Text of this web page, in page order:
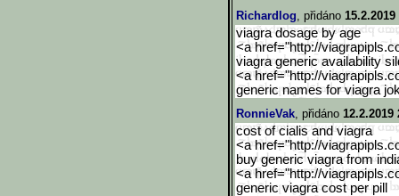
Richardlog, přidáno 15.2.2019
viagra dosage by age
<a href="http://
viagra generic availability
<a href="http://
generic names for viagra
RonnieVak, přidáno 12.2.2019
cost of cialis and viagra
<a href="http://
buy generic viagra from
<a href="http://
generic viagra cost per pill